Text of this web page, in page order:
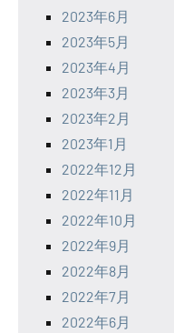
2023年6月
2023年5月
2023年4月
2023年3月
2023年2月
2023年1月
2022年12月
2022年11月
2022年10月
2022年9月
2022年8月
2022年7月
2022年6月